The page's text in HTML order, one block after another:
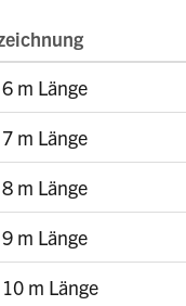
m Länge
m Länge
m Länge
m Länge
m Länge